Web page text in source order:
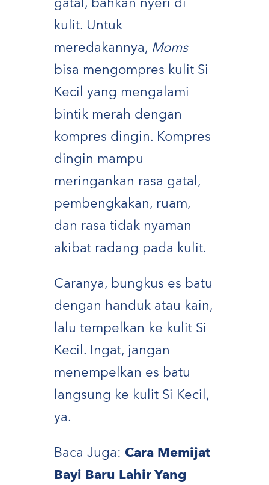
gatal, bahkan nyeri di
kulit. Untuk
meredakannya, Moms
bisa mengompres kulit Si
Kecil yang mengalami
bintik merah dengan
kompres dingin. Kompres
dingin mampu
meringankan rasa gatal,
pembengkakan, ruam,
dan rasa tidak nyaman
akibat radang pada kulit.
Caranya, bungkus es batu
dengan handuk atau kain,
lalu tempelkan ke kulit Si
Kecil. Ingat, jangan
menempelkan es batu
langsung ke kulit Si Kecil,
ya.
Baca Juga: Cara Memijat
Bayi Baru Lahir Yang